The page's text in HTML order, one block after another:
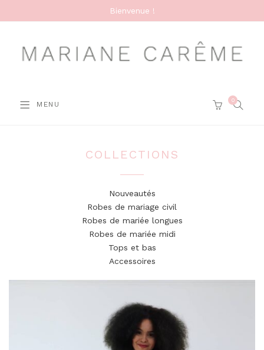
Bienvenue !
MENU
0
COLLECTIONS
Accessoires
Nouveautés
Robes de mariage civil
Robes de mariée longues
Robes de mariée midi
Tops et bas